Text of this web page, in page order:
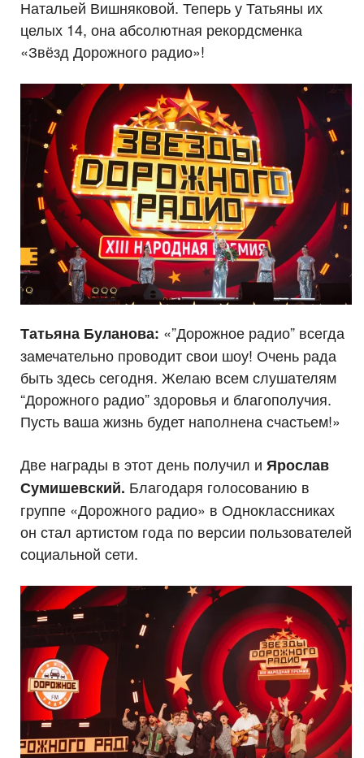
Натальей Вишняковой. Теперь у Татьяны их
целых 14, она абсолютная рекордсменка
«Звёзд Дорожного радио»!
Татьяна Буланова: «”Дорожное радио” всегда
замечательно проводит свои шоу! Очень рада
быть здесь сегодня. Желаю всем слушателям
“Дорожного радио” здоровья и благополучия.
Пусть ваша жизнь будет наполнена счастьем!»
Две награды в этот день получил и Ярослав
Сумишевский. Благодаря голосованию в
группе «Дорожного радио» в Одноклассниках
он стал артистом года по версии пользователей
социальной сети.